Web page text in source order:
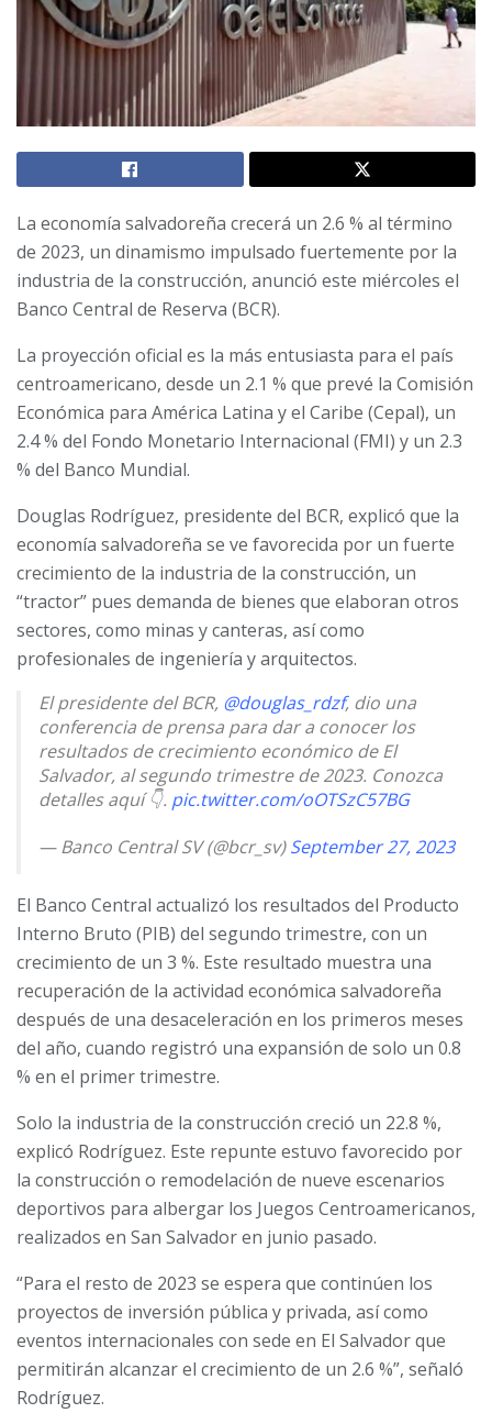
La economía salvadoreña crecerá un 2.6 % al término
de 2023, un dinamismo impulsado fuertemente por la
industria de la construcción, anunció este miércoles el
Banco Central de Reserva (BCR).
La proyección oficial es la más entusiasta para el país
centroamericano, desde un 2.1 % que prevé la Comisión
Económica para América Latina y el Caribe (Cepal), un
2.4 % del Fondo Monetario Internacional (FMI) y un 2.3
% del Banco Mundial.
Douglas Rodríguez, presidente del BCR, explicó que la
economía salvadoreña se ve favorecida por un fuerte
crecimiento de la industria de la construcción, un
“tractor” pues demanda de bienes que elaboran otros
sectores, como minas y canteras, así como
profesionales de ingeniería y arquitectos.
El presidente del BCR, @douglas_rdzf, dio una
conferencia de prensa para dar a conocer los
resultados de crecimiento económico de El
Salvador, al segundo trimestre de 2023. Conozca
detalles aquí 👇. pic.twitter.com/oOTSzC57BG
— Banco Central SV (@bcr_sv)September 27, 2023
El Banco Central actualizó los resultados del Producto
Interno Bruto (PIB) del segundo trimestre, con un
crecimiento de un 3 %. Este resultado muestra una
recuperación de la actividad económica salvadoreña
después de una desaceleración en los primeros meses
del año, cuando registró una expansión de solo un 0.8
% en el primer trimestre.
Solo la industria de la construcción creció un 22.8 %,
explicó Rodríguez. Este repunte estuvo favorecido por
la construcción o remodelación de nueve escenarios
deportivos para albergar los Juegos Centroamericanos,
realizados en San Salvador en junio pasado.
“Para el resto de 2023 se espera que continúen los
proyectos de inversión pública y privada, así como
eventos internacionales con sede en El Salvador que
permitirán alcanzar el crecimiento de un 2.6 %”, señaló
Rodríguez.